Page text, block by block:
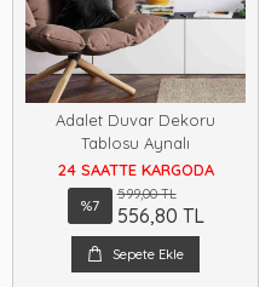
Adalet Duvar Dekoru
Tablosu Aynalı
24 SAATTE KARGODA
%7
599,00 TL
556,80 TL
Sepete Ekle